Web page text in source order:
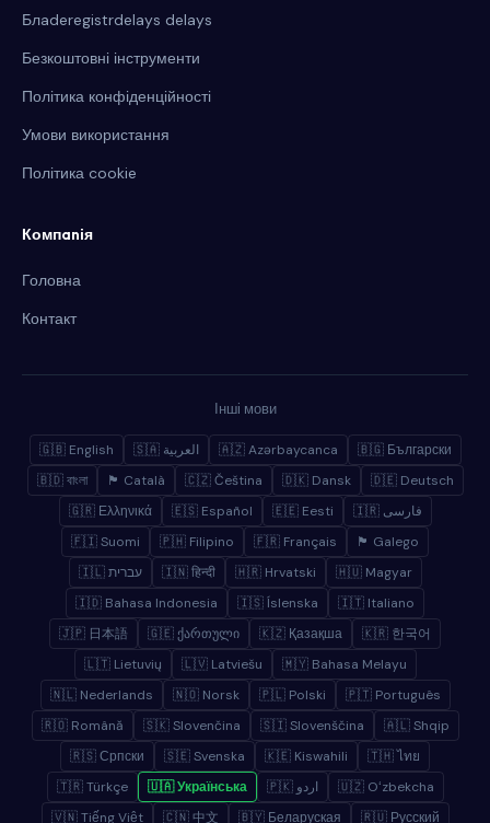
Блaderegistrdelays delays
Безкоштовні інструменти
Політика конфіденційності
Умови використання
Політика cookie
Компanія
Головна
Контакт
Інші мови
🇬🇧 English 🇸🇦 العربية 🇦🇿 Azərbaycanca
🇧🇬 Български
🇧🇩 বাংলা
🏴 Català 🇨🇿 Čeština 🇩🇰 Dansk
🇩🇪 Deutsch
🇬🇷 Ελληνικά
🇪🇸 Español 🇪🇪 Eesti
🇮🇷 فارسی
🇫🇮 Suomi
🇵🇭 Filipino 🇫🇷 Français
🏴 Galego
🇮🇱 עברית
🇮🇳 हिन्दी 🇭🇷 Hrvatski
🇭🇺 Magyar
🇮🇩 Bahasa Indonesia
🇮🇸 Íslenska
🇮🇹 Italiano
🇯🇵 日本語
🇬🇪 ქართული 🇰🇿 Қазақша
🇰🇷 한국어
🇱🇹 Lietuvių
🇱🇻 Latviešu
🇲🇾 Bahasa Melayu
🇳🇱 Nederlands
🇳🇴 Norsk 🇵🇱 Polski
🇵🇹 Português
🇷🇴 Română
🇸🇰 Slovenčina 🇸🇮 Slovenščina
🇦🇱 Shqip
🇷🇸 Српски
🇸🇪 Svenska 🇰🇪 Kiswahili
🇹🇭 ไทย
🇹🇷 Türkçe
🇺🇦 Українська 🇵🇰 اردو
🇺🇿 Oʻzbekcha
🇻🇳 Tiếng Việt
🇨🇳 中文 🇧🇾 Беларуская 🇷🇺 Русский